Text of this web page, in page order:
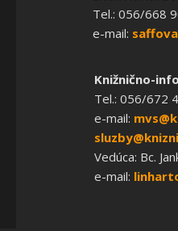
Tel.: 056/668
e-mail:
Knižnično-
Tel.: 056/672
e-mail:
Vedúca: Bc.
e-mail: